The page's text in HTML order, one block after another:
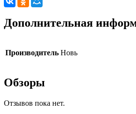
Дополнительная
Производитель Новь
Обзоры
Отзывов пока нет.